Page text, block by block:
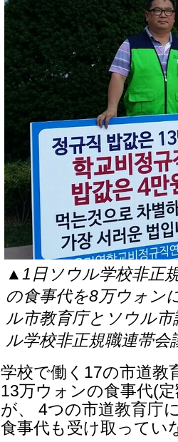
▲1日ソウル学校非正
の食事代を8万ウォン
ル市教育庁とソウル
ル学校非正規職連帯会
学校で働く17の市道教
13万ウォンの食事代(
が、 4つの市道教育庁
食事代も受け取ってい